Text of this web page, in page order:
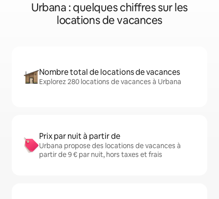
Urbana : quelques chiffres sur les
locations de vacances
Nombre total de locations de vacances
Explorez 280 locations de vacances à Urbana
Prix par nuit à partir de
Urbana propose des locations de vacances à
partir de 9 € par nuit, hors taxes et frais